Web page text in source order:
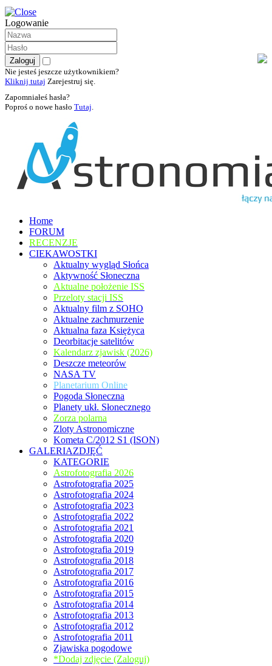
Logowanie
Nie jesteś jeszcze użytkownikiem?
Kliknij tutaj Zarejestruj się.
Zapomniałeś hasła?
Poproś o nowe hasło Tutaj.
Home
FORUM
RECENZJE
CIEKAWOSTKI
Aktualny wygląd Słońca
Aktywność Słoneczna
Aktualne położenie ISS
Przeloty stacji ISS
Aktualny film z SOHO
Aktualne zachmurzenie
Aktualna faza Księżyca
Deorbitacje satelitów
Kalendarz zjawisk (2026)
Deszcze meteorów
NASA TV
Planetarium Online
Pogoda Słoneczna
Planety ukł. Słonecznego
Zorza polarna
Zloty Astronomiczne
Kometa C/2012 S1 (ISON)
GALERIAZDJĘĆ
KATEGORIE
Astrofotografia 2026
Astrofotografia 2025
Astrofotografia 2024
Astrofotografia 2023
Astrofotografia 2022
Astrofotografia 2021
Astrofotografia 2020
Astrofotografia 2019
Astrofotografia 2018
Astrofotografia 2017
Astrofotografia 2016
Astrofotografia 2015
Astrofotografia 2014
Astrofotografia 2013
Astrofotografia 2012
Astrofotografia 2011
Zjawiska pogodowe
*Dodaj zdjęcie (Zaloguj)